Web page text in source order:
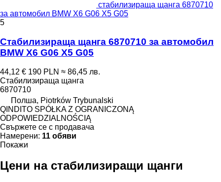
стабилизираща щанга 6870710
за автомобил BMW X6 G06 X5 G05
5
Стабилизираща щанга 6870710 за автомобил
BMW X6 G06 X5 G05
44,12 € 190 PLN ≈ 86,45 лв.
Стабилизираща щанга
6870710
Полша, Piotrków Trybunalski
QINDITO SPÓŁKA Z OGRANICZONĄ
ODPOWIEDZIALNOŚCIĄ
Свържете се с продавача
Намерени: 11 обяви
Покажи
Цени на стабилизиращи щанги